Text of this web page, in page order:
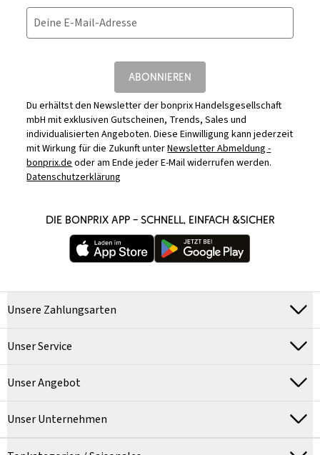
Deine E-Mail-Adresse
ABONNIEREN
Du erhältst den Newsletter der bonprix Handelsgesellschaft
mbH mit exklusiven Gutscheinen, Trends, Sales und
individualisierten Angeboten. Diese Einwilligung kann jederzeit
mit Wirkung für die Zukunft unterNewsletter Abmeldung -
bonprix.deoder am Ende jeder E-Mail widerrufen werden.
Datenschutzerklärung
DIE BONPRIX APP – SCHNELL, EINFACH &SICHER
Unsere Zahlungsarten
Unser Service
Unser Angebot
Unser Unternehmen